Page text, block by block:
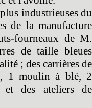
industrieuses du
de la manufacture
fourneaux de M.
de taille bleues
; des carrières de
1 moulin à blé, 2
et des ateliers de